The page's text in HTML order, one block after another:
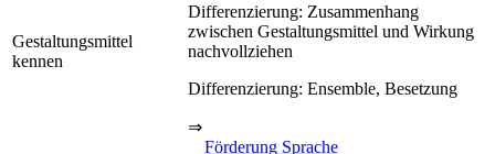
Gestaltungsmittel
kennen
Differenzierung: Zusammenhang
zwischen Gestaltungsmittel und Wirkung
nachvollziehen
Differenzierung: Ensemble, Besetzung
⇒
Förderung Sprache